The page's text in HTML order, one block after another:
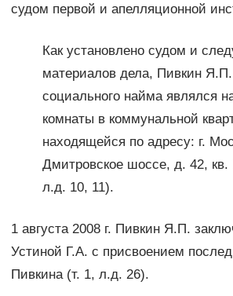
судом первой и апелляционной
Как установлено судом и
материалов дела, Пивкин Я.П.
социального найма являлся
комнаты в коммунальной
находящейся по адресу: г.
Дмитровское шоссе, д. 42, кв.
л.д. 10, 11).
1 августа 2008 г. Пивкин Я.П.
Устиной Г.А. с присвоением
Пивкина (т. 1, л.д. 26).